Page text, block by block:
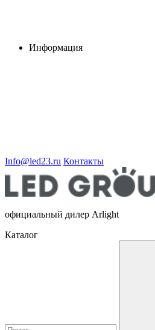
Информация
Info@led23.ru Контакты
официальный дилер Arlight
Каталог